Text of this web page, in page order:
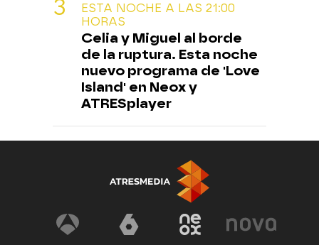
ESTA NOCHE A LAS 21:00
HORAS
Celia y Miguel al borde
de la ruptura. Esta noche
nuevo programa de 'Love
Island' en Neox y
ATRESplayer